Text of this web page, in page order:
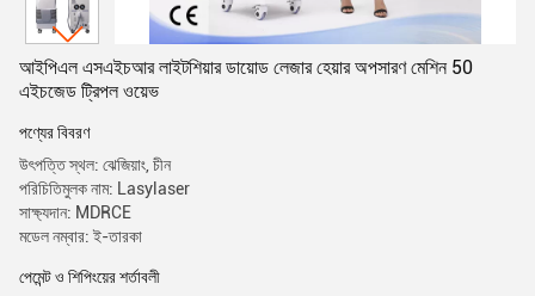
আইপিএল এসএইচআর লাইটশিয়ার ডায়োড লেজার হেয়ার অপসারণ মেশিন 50
এইচজেড ট্রিপল ওয়েভ
পণ্যের বিবরণ
উৎপত্তি স্থল: ঝেজিয়াং, চীন
পরিচিতিমুলক নাম: Lasylaser
সাক্ষ্যদান: MDRCE
মডেল নম্বার: ই-তারকা
পেমেন্ট ও শিপিংয়ের শর্তাবলী